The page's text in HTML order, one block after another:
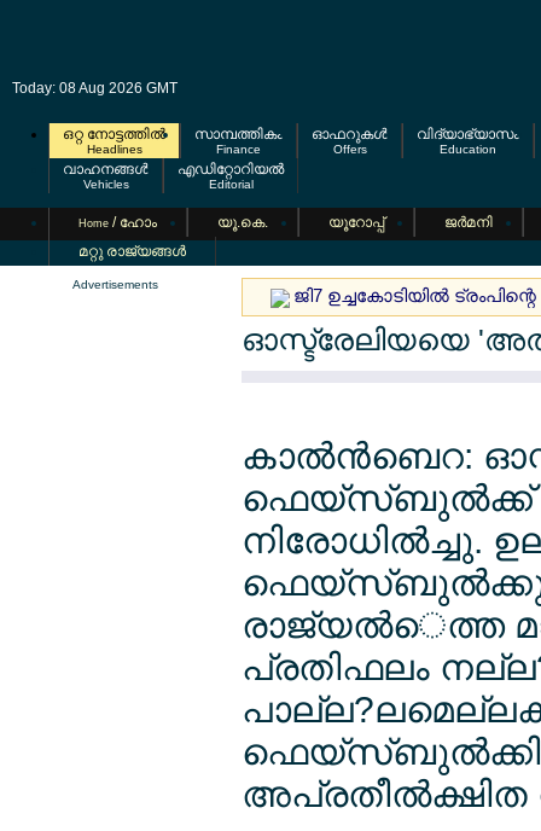
Today: 08 Aug 2026 GMT
ഒറ്റ നോട്ടത്തില്‍
Headlines
സാമ്പത്തികം
Finance
ഓഫറുകള്‍
Offers
വിദ്യാഭ്യാസം
Education
വാഹനങ്ങള്‍
Vehicles
എഡിറ്റോറിയല്‍
Editorial
Home / ഹോം യൂ.കെ. യൂറോപ്പ്
ജര്‍മനി
മറ്റു രാജ്യങ്ങള്‍
Advertisements
ജി7 ഉച്ചകോടിയില്‍
ഓസ്ട്രേലിയയെ
കാല്‍ന്‍ബെറ:
ഫെയ്സ്ബുല്‍ക്ക്
നിരോധില്‍ച്ചു.
രാജ്യല്‍െത്ത
പ്രതിഫലം
അപ്രതീല്‍ക്ഷിത